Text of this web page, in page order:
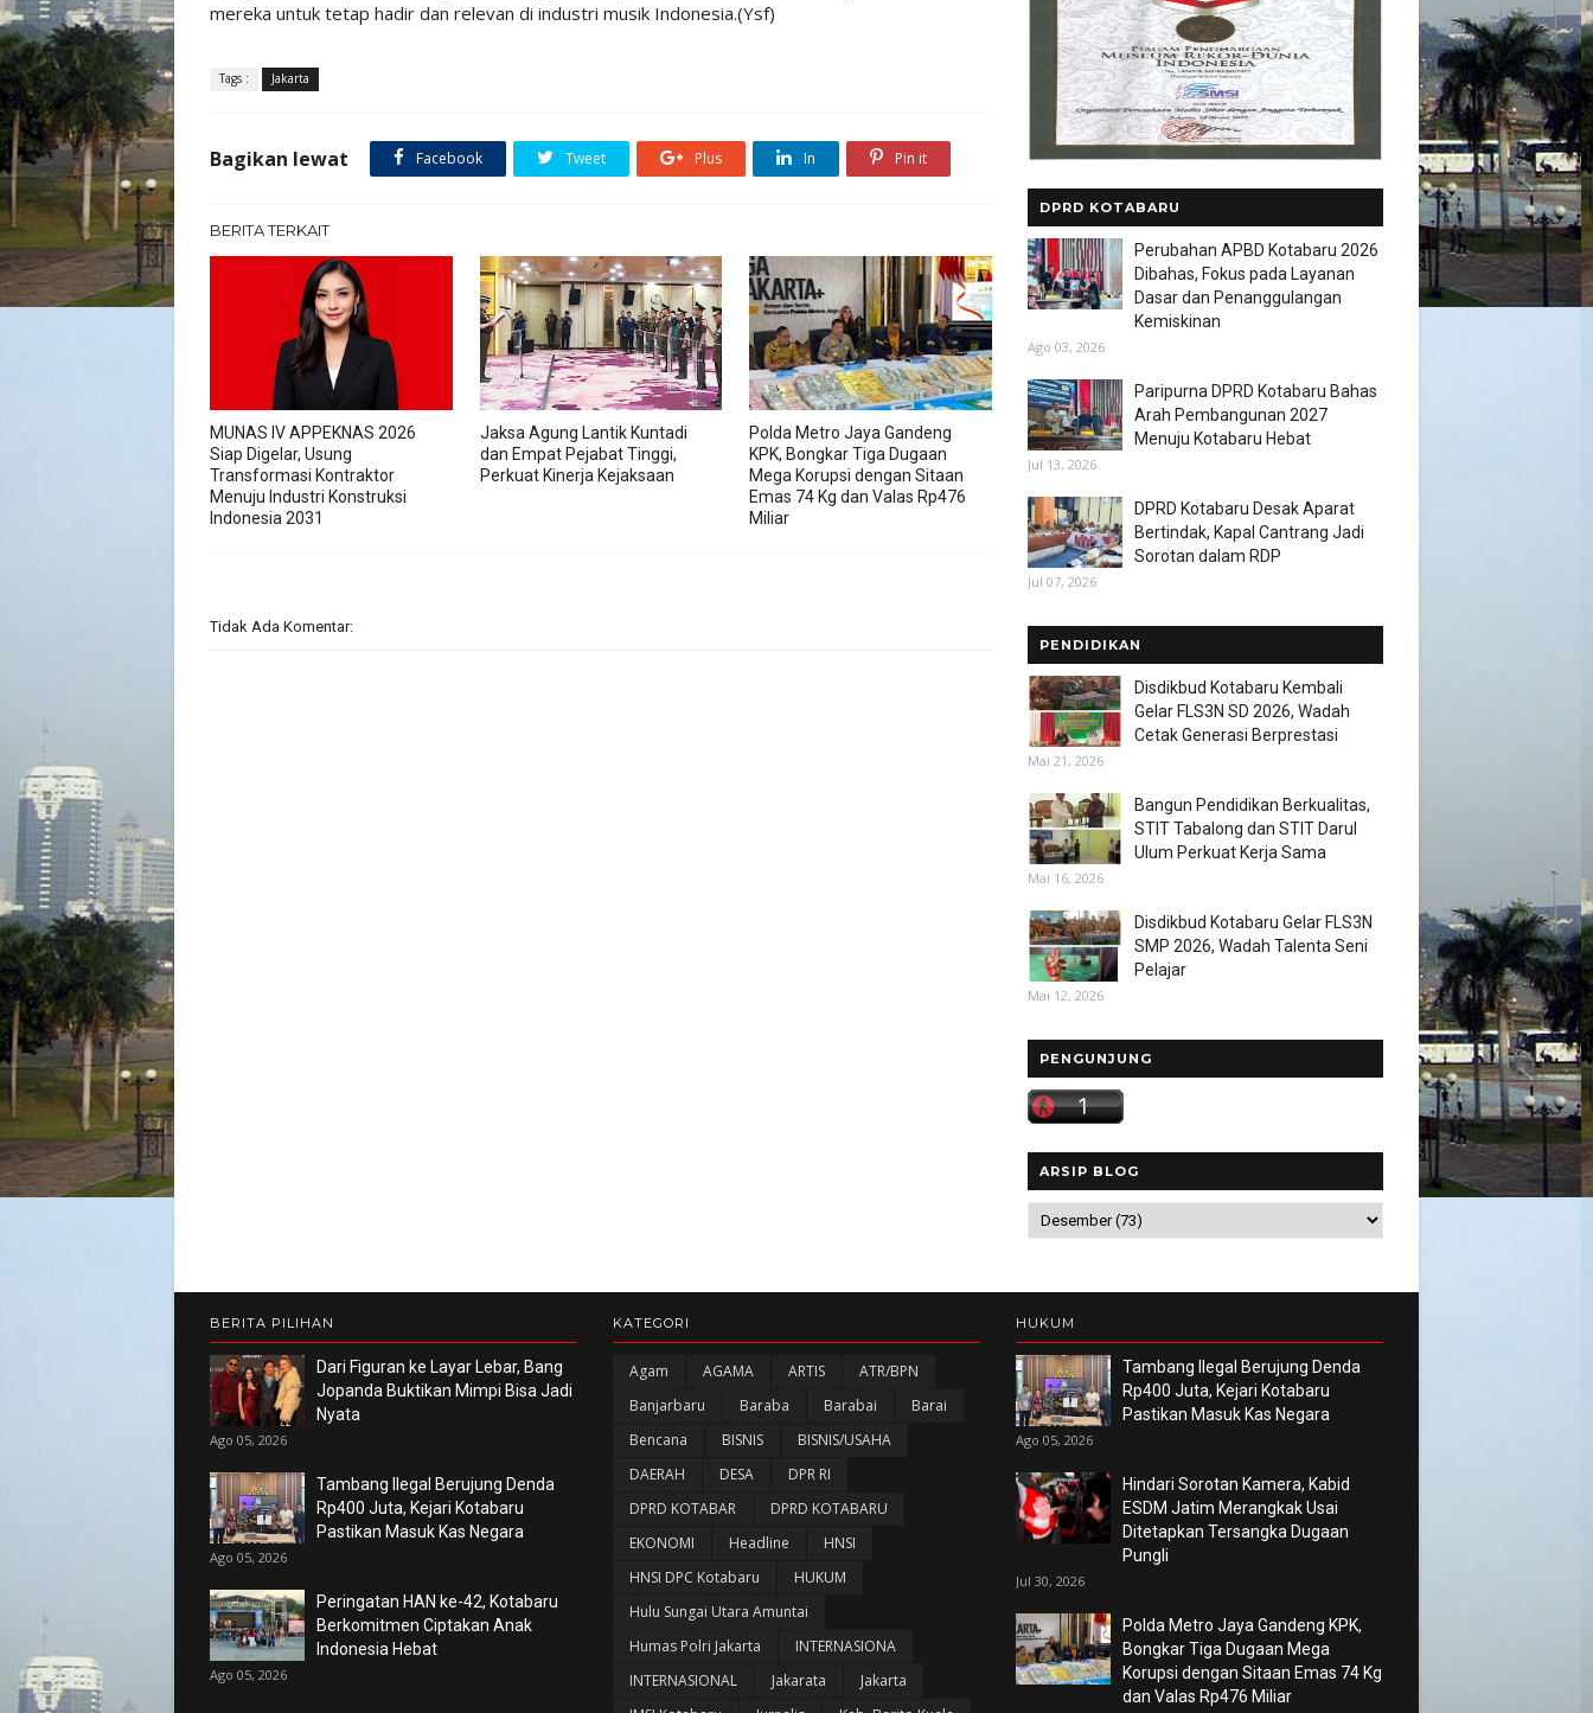
mereka untuk tetap hadir dan relevan di industri musik Indonesia.(Ysf)
Tags : Jakarta
Bagikan lewat Facebook Tweet Plus In Pin it
BERITA TERKAIT
MUNAS IV APPEKNAS 2026
Siap Digelar, Usung
Transformasi Kontraktor
Menuju Industri Konstruksi
Indonesia 2031
Jaksa Agung Lantik Kuntadi
dan Empat Pejabat Tinggi,
Perkuat Kinerja Kejaksaan
Polda Metro Jaya Gandeng
KPK, Bongkar Tiga Dugaan
Mega Korupsi dengan Sitaan
Emas 74 Kg dan Valas Rp476
Miliar
Tidak Ada Komentar:
DPRD KOTABARU
Perubahan APBD Kotabaru 2026
Dibahas, Fokus pada Layanan
Dasar dan Penanggulangan
Kemiskinan
Ago 03, 2026
Paripurna DPRD Kotabaru Bahas
Arah Pembangunan 2027
Menuju Kotabaru Hebat
Jul 13, 2026
DPRD Kotabaru Desak Aparat
Bertindak, Kapal Cantrang Jadi
Sorotan dalam RDP
Jul 07, 2026
PENDIDIKAN
Disdikbud Kotabaru Kembali
Gelar FLS3N SD 2026, Wadah
Cetak Generasi Berprestasi
Mai 21, 2026
Bangun Pendidikan Berkualitas,
STIT Tabalong dan STIT Darul
Ulum Perkuat Kerja Sama
Mai 16, 2026
Disdikbud Kotabaru Gelar FLS3N
SMP 2026, Wadah Talenta Seni
Pelajar
Mai 12, 2026
PENGUNJUNG
ARSIP BLOG
BERITA PILIHAN
Dari Figuran ke Layar Lebar, Bang
Jopanda Buktikan Mimpi Bisa Jadi
Nyata
Ago 05, 2026
Tambang Ilegal Berujung Denda
Rp400 Juta, Kejari Kotabaru
Pastikan Masuk Kas Negara
Ago 05, 2026
Peringatan HAN ke-42, Kotabaru
Berkomitmen Ciptakan Anak
Indonesia Hebat
Ago 05, 2026
KATEGORI
Agam AGAMA ARTIS
ATR/BPN
Banjarbaru
Baraba Barabai
Barai
Bencana
BISNIS
BISNIS/USAHA
DAERAH
DESA
DPR RI
DPRD KOTABAR
DPRD KOTABARU
EKONOMI
Headline
HNSI
HNSI DPC Kotabaru
HUKUM
Hulu Sungai Utara Amuntai
Humas Polri Jakarta
INTERNASIONA
INTERNASIONAL
Jakarata
Jakarta
HUKUM
Tambang Ilegal Berujung Denda
Rp400 Juta, Kejari Kotabaru
Pastikan Masuk Kas Negara
Ago 05, 2026
Hindari Sorotan Kamera, Kabid
ESDM Jatim Merangkak Usai
Ditetapkan Tersangka Dugaan
Pungli
Jul 30, 2026
Polda Metro Jaya Gandeng KPK,
Bongkar Tiga Dugaan Mega
Korupsi dengan Sitaan Emas 74 Kg
dan Valas Rp476 Miliar